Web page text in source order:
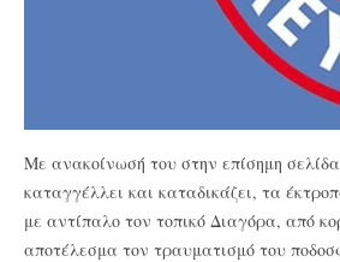
Με ανακοίνωσή του στην επίσημη
καταγγέλλει και καταδικάζει, τα
με αντίπαλο τον τοπικό Διαγόρα, από
αποτέλεσμα τον τραυματισμό του